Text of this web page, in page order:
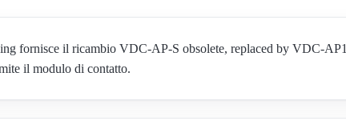
fornisce il ricambio VDC-AP-S obsolete, replaced by VDC-
il modulo di contatto.